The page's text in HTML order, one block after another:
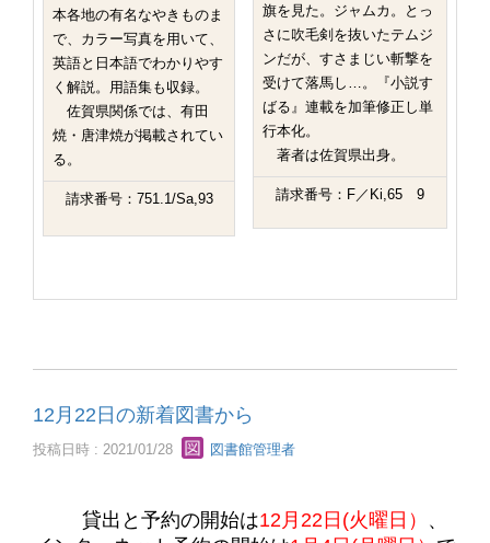
本各地の有名なやきものま
で、カラー写真を用いて、
英語と日本語でわかりやす
く解説。用語集も収録。
佐賀県関係では、有田
焼・唐津焼が掲載されてい
る。
請求番号：751.1/Sa,93
旗を見た。ジャムカ。とっ
さに吹毛剣を抜いたテムジ
ンだが、すさまじい斬撃を
受けて落馬し…。『小説す
ばる』連載を加筆修正し単
行本化。
著者は佐賀県出身。
請求番号：F／Ki,65 9
12月22日の新着図書から
投稿日時 : 2021/01/28 図書館管理者
貸出と予約の開始は12月22日(火曜日） 、